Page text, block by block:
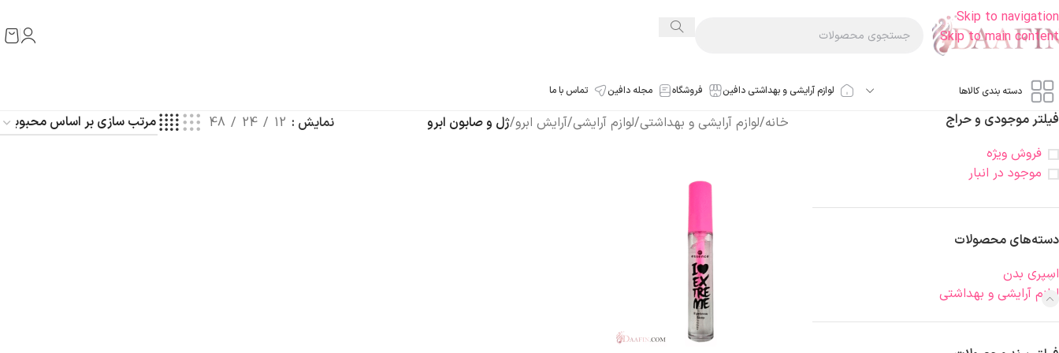
Skip to navigation
Skip to main content
دسته بندی کالاها لوازم آرایشی و بهداشتی دافین فروشگاه مجله دافین تماس با ما
فیلتر موجودی و حراج
فروش ویژه
موجود در انبار
دسته‌های محصولات
اسپری بدن
لوازم آرایشی و بهداشتی
خانه/لوازم آرایشی و بهداشتی/لوازم آرایشی/آرایش ابرو/ژل و صابون ابرو نمایش 12
24
48